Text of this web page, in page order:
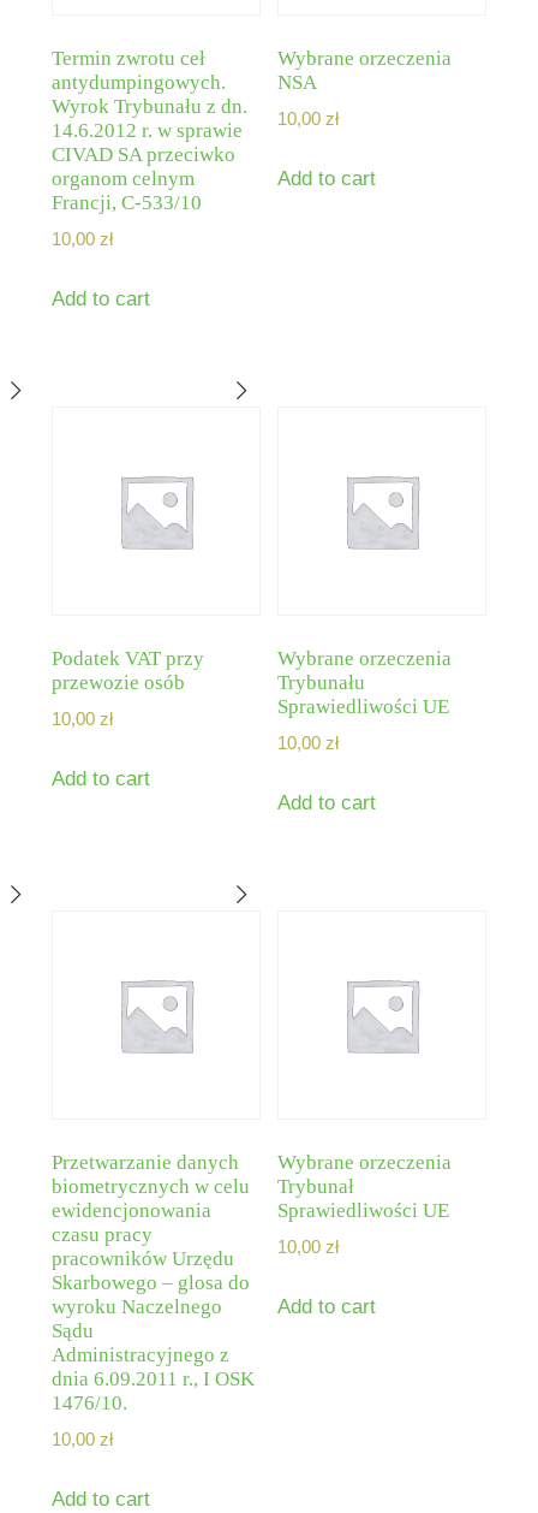
Termin zwrotu ceł
antydumpingowych.
Wyrok Trybunału z dn.
14.6.2012 r. w sprawie
CIVAD SA przeciwko
organom celnym
Francji, C-533/10
10,00 zł
Add to cart
Wybrane orzeczenia
NSA
10,00zł
Add to cart
Podatek VAT przy
przewozie osób
10,00 zł
Add to cart
Wybrane orzeczenia
Trybunału
Sprawiedliwości UE
10,00zł
Add to cart
Przetwarzanie danych
biometrycznych w celu
ewidencjonowania
czasu pracy
pracowników Urzędu
Skarbowego – glosa do
wyroku Naczelnego
Sądu
Administracyjnego z
dnia 6.09.2011 r., I OSK
1476/10.
10,00 zł
Add to cart
Wybrane orzeczenia
Trybunał
Sprawiedliwości UE
10,00zł
Add to cart